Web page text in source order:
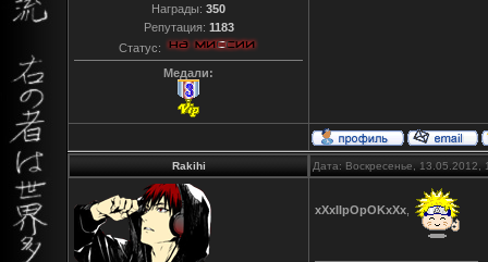
Награды: 350
Репутация: 1183
Статус:
Медали:
Rakihi Дата: Воскресенье,
xXxIIpOpOKxXx